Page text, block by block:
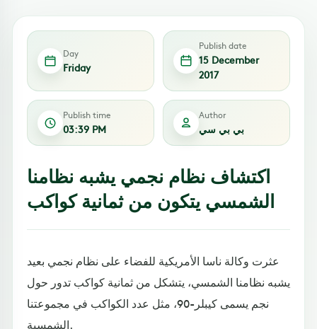
Day
Friday
Publish date
15 December
2017
Publish time
03:39 PM
Author
بي بي سي
اكتشاف نظام نجمي يشبه نظامنا
الشمسي يتكون من ثمانية كواكب
عثرت وكالة ناسا الأمريكية للفضاء على نظام نجمي بعيد
يشبه نظامنا الشمسي، يتشكل من ثمانية كواكب تدور حول
نجم يسمى كيبلر-90، مثل عدد الكواكب في مجموعتنا
الشمسية.